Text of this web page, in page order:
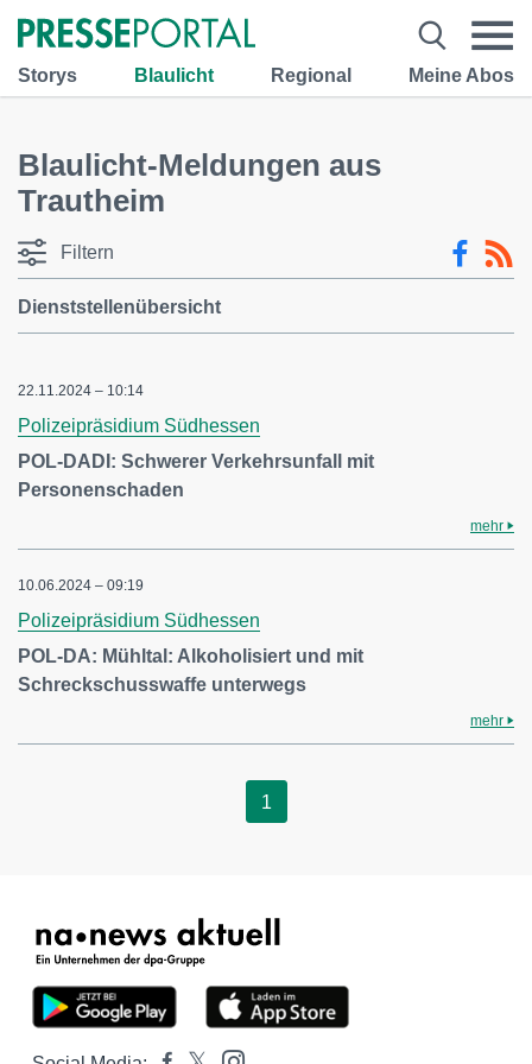
Storys Blaulicht Regional Meine Abos
Blaulicht-Meldungen aus
Trautheim
Filtern
Dienststellenübersicht
22.11.2024 – 10:14
Polizeipräsidium Südhessen
POL-DADI: Schwerer Verkehrsunfall mit
Personenschaden
mehr
10.06.2024 – 09:19
Polizeipräsidium Südhessen
POL-DA: Mühltal: Alkoholisiert und mit
Schreckschusswaffe unterwegs
mehr
1